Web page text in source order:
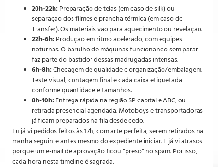
20h-22h: Preparação de telas (em caso de silk) ou
separação dos filmes e prancha térmica (em caso de
Transfer). Os materiais vão para aquecimento ou revelação.
22h-6h: Produção em ritmo acelerado, com equipes
noturnas. O barulho de máquinas funcionando sem parar
faz parte do bastidor dessas madrugadas intensas.
6h-8h: Checagem de qualidade e organização/embalagem.
Teste visual, contagem final e cada caixa etiquetada
conforme quantidade e tamanhos.
8h-10h: Entrega rápida na região SP capital e ABC, ou
retirada presencial agendada. Motoboys e transportadoras
já ficam preparados na fila desde cedo.
Eu já vi pedidos feitos às 17h, com arte perfeita, serem retirados na
manhã seguinte antes mesmo do expediente iniciar. E já vi atrasos
porque um e-mail de aprovação ficou “preso” no spam. Por isso,
cada hora nesta timeline é sagrada.